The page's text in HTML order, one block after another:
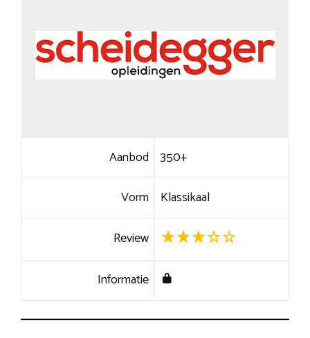
Aanbod 350+
Vorm Klassikaal
Review
Informatie